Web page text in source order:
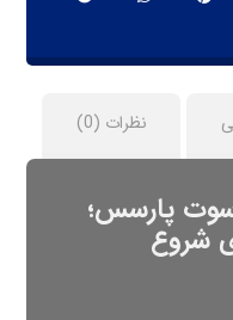
نظرات (0)
طلا پارسیان ۲۰۰ سوت پارسس؛
شروع